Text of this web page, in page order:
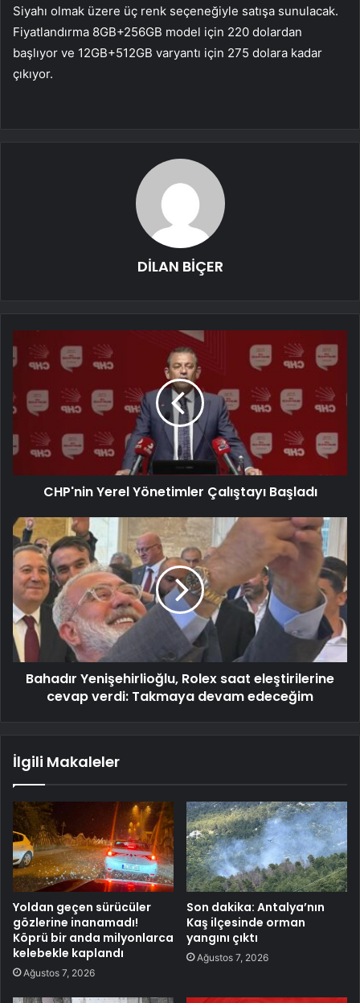
Siyahı olmak üzere üç renk seçeneğiyle satışa sunulacak.
Fiyatlandırma 8GB+256GB model için 220 dolardan
başlıyor ve 12GB+512GB varyantı için 275 dolara kadar
çıkıyor.
DİLAN BİÇER
CHP'nin Yerel Yönetimler Çalıştayı Başladı
Bahadır Yenişehirlioğlu, Rolex saat eleştirilerine
cevap verdi: Takmaya devam edeceğim
İlgili Makaleler
Yoldan geçen sürücüler
gözlerine inanamadı!
Köprü bir anda milyonlarca
kelebekle kaplandı
Ağustos 7, 2026
Son dakika: Antalya’nın
Kaş ilçesinde orman
yangını çıktı
Ağustos 7, 2026